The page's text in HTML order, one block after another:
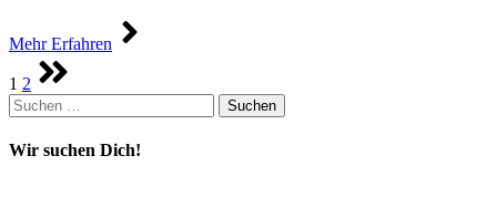
Mehr Erfahren
Seitennummerierung
der
Beiträge
1 2
Suchen
nach:
Wir suchen Dich!